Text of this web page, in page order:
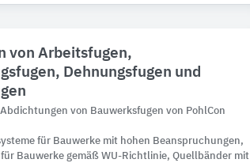
von Arbeitsfugen,
Dehnungsfugen und
von Bauwerksfugen von PohlCon
für Bauwerke mit hohen Beanspruchungen,
Bauwerke gemäß WU-Richtlinie, Quellbänder mit